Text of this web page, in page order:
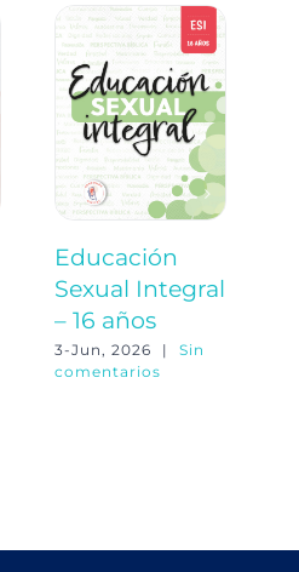
Educación
Sexual Integral
– 16 años
3-Jun, 2026 |
Sin
comentarios